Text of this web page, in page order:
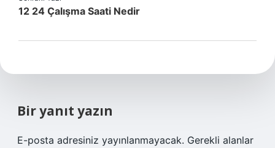
12 24 Çalışma Saati Nedir
Bir yanıt yazın
E-posta adresiniz yayınlanmayacak. Gerekli alanlar